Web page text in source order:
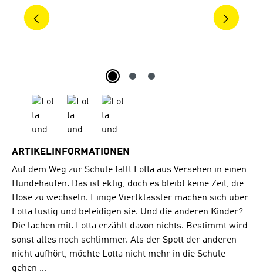
ARTIKELINFORMATIONEN
Auf dem Weg zur Schule fällt Lotta aus Versehen in einen
Hundehaufen. Das ist eklig, doch es bleibt keine Zeit, die
Hose zu wechseln. Einige Viertklässler machen sich über
Lotta lustig und beleidigen sie. Und die anderen Kinder?
Die lachen mit. Lotta erzählt davon nichts. Bestimmt wird
sonst alles noch schlimmer. Als der Spott der anderen
nicht aufhört, möchte Lotta nicht mehr in die Schule
gehen …